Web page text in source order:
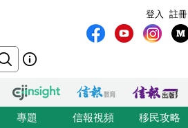
註冊
登入
專題 信報視頻 移民攻略